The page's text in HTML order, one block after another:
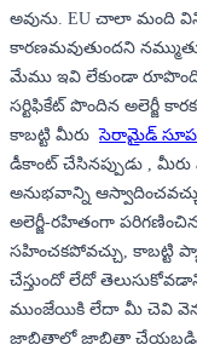
అవును. EU చాలా మంది
కారణమవుతుందని
మేము ఇవి లేకుండా
సర్టిఫికేట్ పొందిన అలెర్జీ
కాబట్టి మీరుసెరామైడ్
డీకాంట్ చేసినప్పుడు ,
అనుభవాన్ని
అలెర్జీ-రహితంగా
సహించకపోవచ్చు, కాబట్టి
చేస్తుందో లేదో
ముంజేయికి లేదా మీ చెవి
జాబితాలో జాబితా చేయబడిన